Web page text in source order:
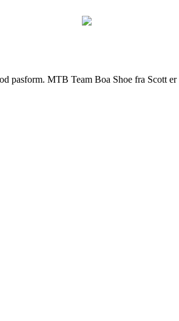
pasform. MTB Team Boa Shoe fra